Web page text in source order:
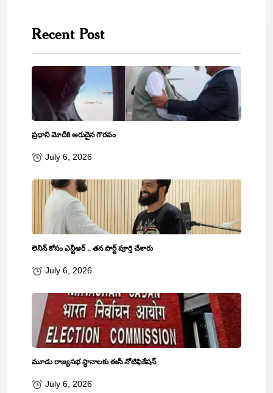
Recent Post
ప్రధాని మోదీకి అరుదైన గౌరవం
July 6, 2026
లెనిన్‌ కోసం ఎన్టీఆర్‌ .. తన పార్ట్‌ పూర్తి చేశారు
July 6, 2026
మూడు రాజ్యసభ స్థానాలకు ఈసీ నోటిఫికేషన్
July 6, 2026